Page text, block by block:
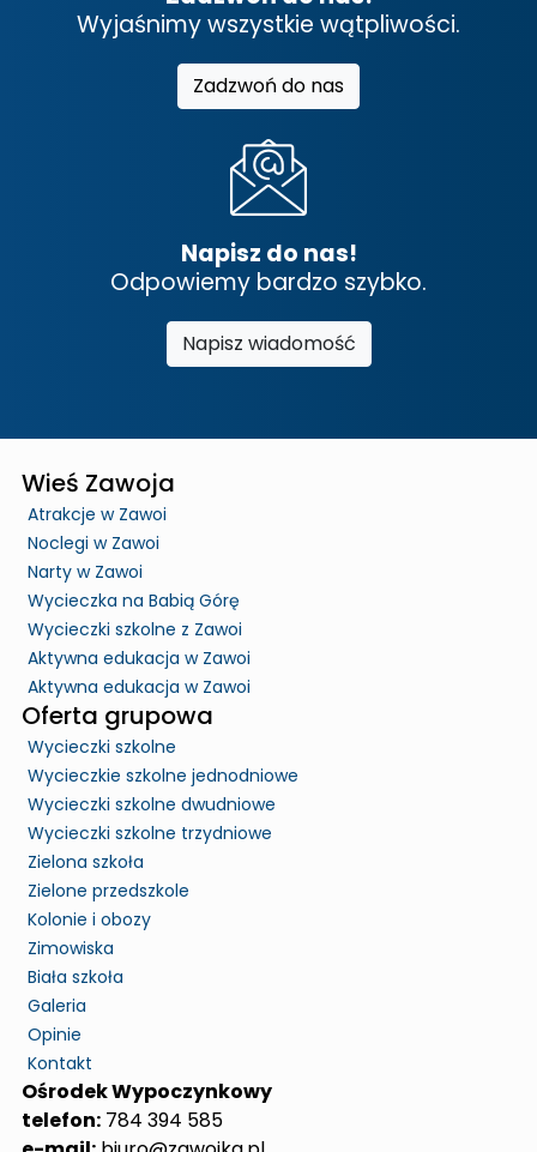
Wyjaśnimy wszystkie wątpliwości.
Zadzwoń do nas
Napisz do nas!
Odpowiemy bardzo szybko.
Napisz wiadomość
Wieś Zawoja
Atrakcje w Zawoi
Noclegi w Zawoi
Narty w Zawoi
Wycieczka na Babią Górę
Wycieczki szkolne z Zawoi
Aktywna edukacja w Zawoi
Aktywna edukacja w Zawoi
Oferta grupowa
Wycieczki szkolne
Wycieczkie szkolne jednodniowe
Wycieczki szkolne dwudniowe
Wycieczki szkolne trzydniowe
Zielona szkoła
Zielone przedszkole
Kolonie i obozy
Zimowiska
Biała szkoła
Galeria
Opinie
Kontakt
Ośrodek Wypoczynkowy
telefon: 784 394 585